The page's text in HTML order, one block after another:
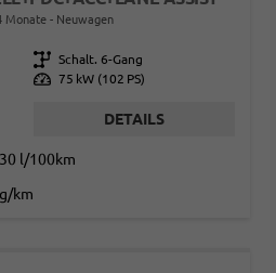
Monate Neuwagen
Getriebe Schalt. 6-Gang
Leistung 75 kW (102 PS)
DETAILS
l/100km
km